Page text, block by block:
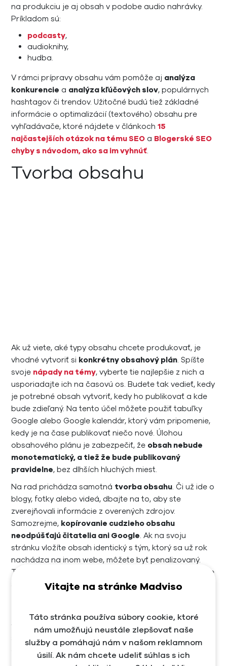
na produkciu je aj obsah v podobe audio nahrávky.
Príkladom sú:
podcasty,
audioknihy,
hudba.
V rámci prípravy obsahu vám pomôže aj analýza
konkurencie a analýza kľúčových slov, populárnych
hashtagov či trendov. Užitočné budú tiež základné
informácie o optimalizácií (textového) obsahu pre
vyhľadávače, ktoré nájdete v článkoch15
najčastejších otázok na tému SEO a Blogerské SEO
chyby s návodom, ako sa im vyhnúť.
Tvorba obsahu
Ak už viete, aké typy obsahu chcete produkovať, je
vhodné vytvoriť si konkrétny obsahový plán. Spíšte
svoje nápady na témy, vyberte tie najlepšie z nich a
usporiadajte ich na časovú os. Budete tak vedieť, kedy
je potrebné obsah vytvoriť, kedy ho publikovať a kde
bude zdieľaný. Na tento účel môžete použiť tabuľky
Google alebo Google kalendár, ktorý vám pripomenie,
kedy je na čase publikovať niečo nové. Úlohou
obsahového plánu je zabezpečiť, že obsah nebude
monotematický, a tiež že bude publikovaný
pravidelne, bez dlhších hluchých miest.
Na rad prichádza samotná tvorba obsahu. Či už ide o
blogy, fotky alebo videá, dbajte na to, aby ste
zverejňovali informácie z overených zdrojov.
Samozrejme, kopírovanie cudzieho obsahu
neodpúšťajú čitatelia ani Google. Ak na svoju
stránku vložíte obsah identický s tým, ktorý sa už rok
nachádza na inom webe, môžete byť penalizovaný.
Tvorbou svojich konkurentov sa môžete inšpirovať, ale
snažte sa o zverejnenieoriginálneho autorského
: Ak chcete získať informácie z overených zdrojov,
vyhľadajte svoju tému na
Google Scholar
. Ukáže vám
štúdie a akademické výskumy, ktoré môžete použiť
ako podklady k tvorbe vášho obsahu.
Vitajte na stránke Madviso
Táto stránka používa súbory cookie, ktoré
nám umožňujú neustále zlepšovať naše
služby a pomáhajú nám v našom reklamnom
úsilí. Ak nám chcete udeliť súhlas s ich